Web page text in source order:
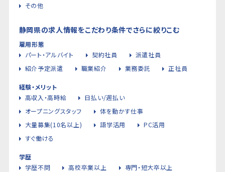
その他
静岡県の求人情報をこだわり条件でさらに絞りこむ
雇用形態
パート・アルバイト
契約社員
派遣社員
紹介予定派遣
職業紹介 業務委託 正社員
経験・メリット
高収入・高時給
日払い/週払い
オープニングスタッフ
体を動かす仕事
大量募集(10名以上)
語学活用
PC活用
すぐ働ける
学歴
学歴不問
高校卒業以上
専門・短大卒以上